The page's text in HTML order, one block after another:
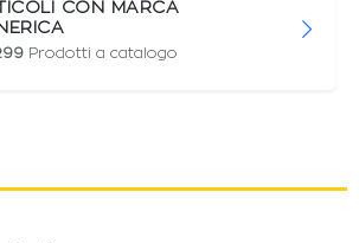
CON MARCA
Prodotti a catalogo